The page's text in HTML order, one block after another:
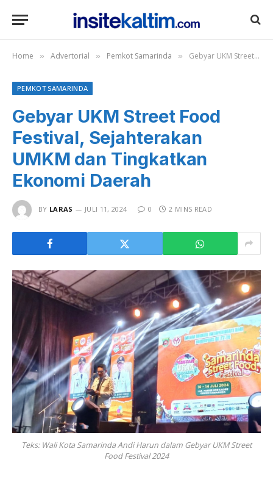
Home » Advertorial » Pemkot Samarinda » Gebyar UKM Street Food Festival, Sejahterakan UMKM dan Tingkatkan Ekonomi Daerah
PEMKOT SAMARINDA
Gebyar UKM Street Food
Festival, Sejahterakan
UMKM dan Tingkatkan
Ekonomi Daerah
BY LARAS JULI 11, 2024 0 2 MINS READ
Teks: Wali Kota Samarinda Andi Harun dalam Gebyar UKM Street
Food Festival 2024